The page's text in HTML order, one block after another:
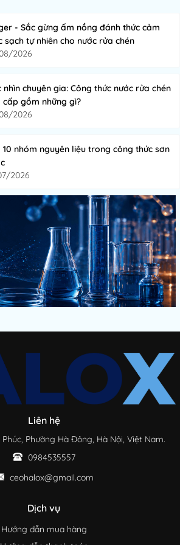
phụ gia bê tông nổi tiếng
– Phụ gia PCE, chống thấm, chống nứt.
diện cho bê tông & vữa.
– Phụ gia giảm nước, siêu dẻo.
– Các hãng quốc tế cung cấp giải pháp
- Sắc gừng ấm nồng đánh thức cảm
sạch tự nhiên cho nước rửa chén
2026
nhìn chuyên gia: Công thức nước rửa chén
cấp gồm những gì?
2026
10 nhóm nguyên liệu trong công thức sơn
2026
Liên hệ
Phường Hà Đông, Hà Nội, Việt Nam.
0984535557
ceohalox@gmail.com
Dịch vụ
Hướng dẫn mua hàng